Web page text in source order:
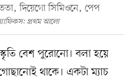
দিয়েগো সিমিওনে, পেপ
প্রথম আলো
বেশ পুরোনো। বলা হয়ে
থাকে। একটা ম্যাচ